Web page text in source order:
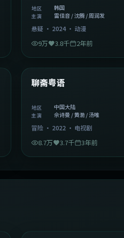
地区 韩国
主演 雷佳音 / 沈腾 / 周润发
悬疑· 2024· 动漫
9万 3.8千 2年前
精选
中国大陆
聊斋粤语
地区 中国大陆
主演 佘诗曼 / 黄渤 / 汤唯
冒险· 2022· 电视剧
8.7万 3.7千 3年前